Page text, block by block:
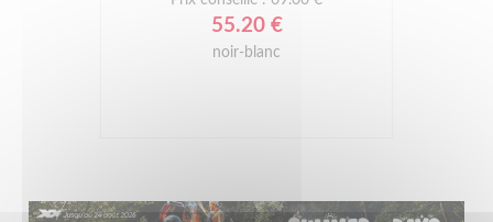
55.20 €
noir-blanc